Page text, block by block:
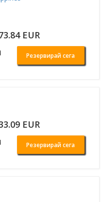
EUR
Резервирай сега
EUR
Резервирай сега